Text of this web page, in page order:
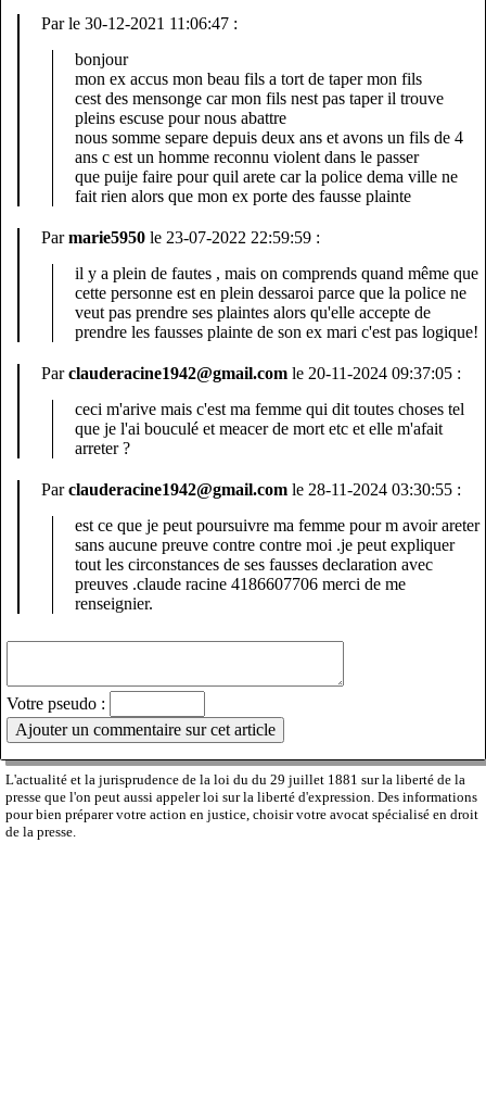
Parle 30-12-2021 11:06:47 :
bonjour
mon ex accus mon beau fils a tort de taper mon fils
cest des mensonge car mon fils nest pas taper il trouve
pleins escuse pour nous abattre
nous somme separe depuis deux ans et avons un fils de 4
ans c est un homme reconnu violent dans le passer
que puije faire pour quil arete car la police dema ville ne
fait rien alors que mon ex porte des fausse plainte
Parmarie5950 le 23-07-2022 22:59:59 :
il y a plein de fautes , mais on comprends quand même que
cette personne est en plein dessaroi parce que la police ne
veut pas prendre ses plaintes alors qu'elle accepte de
prendre les fausses plainte de son ex mari c'est pas logique!
Parclauderacine1942@gmail.com le 20-11-2024 09:37:05 :
ceci m'arive mais c'est ma femme qui dit toutes choses tel
que je l'ai bouculé et meacer de mort etc et elle m'afait
arreter ?
Parclauderacine1942@gmail.com le 28-11-2024 03:30:55 :
est ce que je peut poursuivre ma femme pour m avoir areter
sans aucune preuve contre contre moi .je peut expliquer
tout les circonstances de ses fausses declaration avec
preuves .claude racine 4186607706 merci de me
renseignier.
Votre pseudo :
L'actualité et la jurisprudence de la loi du du 29 juillet 1881 sur la liberté de la
presse que l'on peut aussi appeler loi sur la liberté d'expression. Des informations
pour bien préparer votre action en justice, choisir votre avocat spécialisé en droit
de la presse.